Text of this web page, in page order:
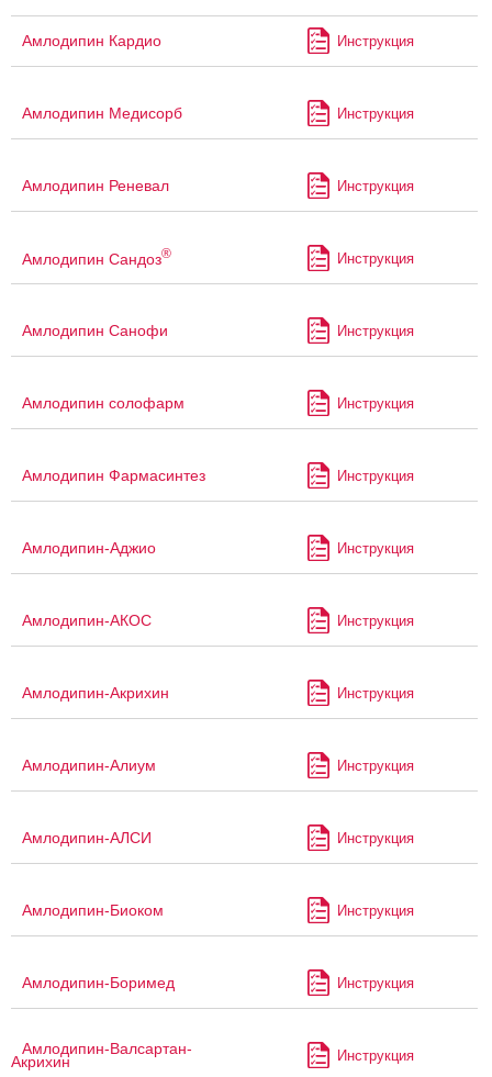
Амлодипин Кардио Инструкция
Амлодипин Медисорб Инструкция
Амлодипин Реневал Инструкция
Амлодипин Сандоз® Инструкция
Амлодипин Санофи Инструкция
Амлодипин солофарм Инструкция
Амлодипин Фармасинтез Инструкция
Амлодипин-Аджио Инструкция
Амлодипин-АКОС Инструкция
Амлодипин-Акрихин Инструкция
Амлодипин-Алиум Инструкция
Амлодипин-АЛСИ Инструкция
Амлодипин-Биоком Инструкция
Амлодипин-Боримед Инструкция
Амлодипин-Валсартан-
Акрихин Инструкция